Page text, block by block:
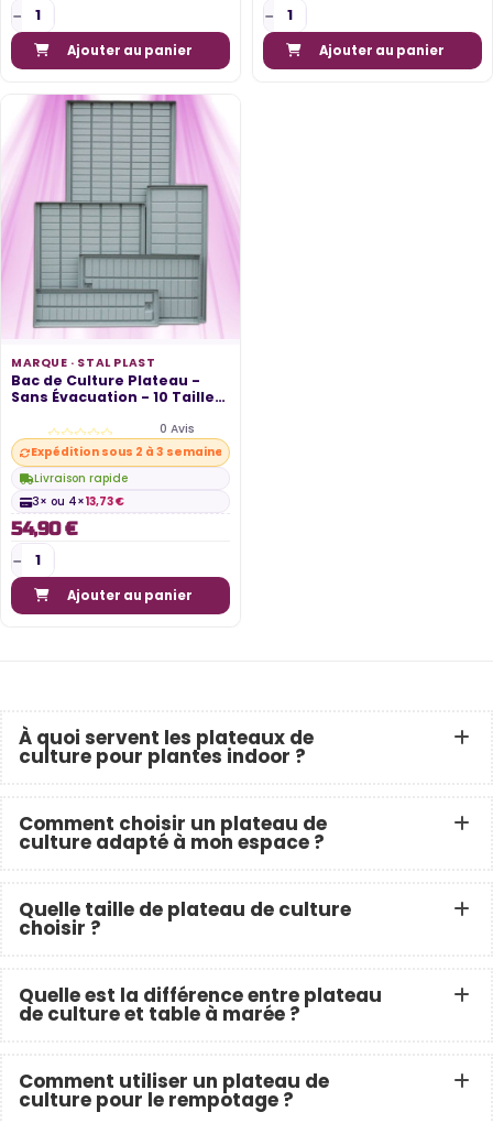
Ajouter au panier Ajouter au panier
MARQUE · STAL PLAST
Bac de Culture Plateau -
Sans Évacuation - 10 Tailles
0 Avis
Expédition sous 2 à 3 semaines
Livraison rapide
3× ou 4×13,73 €
54,90 €
Ajouter au panier
À quoi servent les plateaux de
culture pour plantes indoor ?
Comment choisir un plateau de
culture adapté à mon espace ?
Quelle taille de plateau de culture
choisir ?
Quelle est la différence entre plateau
de culture et table à marée ?
Comment utiliser un plateau de
culture pour le rempotage ?